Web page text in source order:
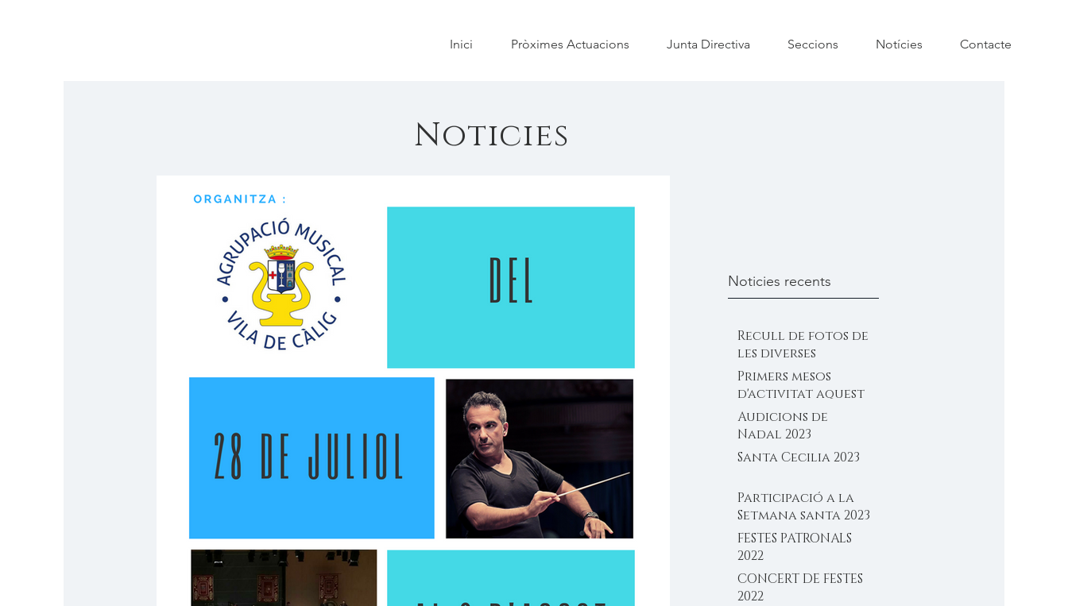
Inici Pròximes Actuacions Junta Directiva Seccions Notícies Contacte
Noticies recents
Recull de fotos de
les diverses
activitats del 2025
Primers mesos
d'activitat aquest
2025
Audicions de
Nadal 2023
Santa Cecilia 2023
Participació a la
Setmana santa 2023
FESTES PATRONALS
2022
CONCERT DE FESTES
2022
Noticies